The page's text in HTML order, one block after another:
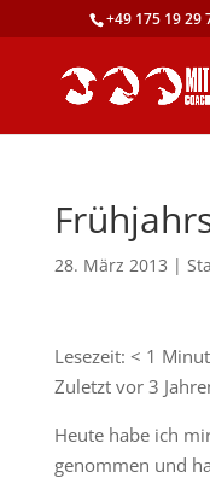
+49 175 19 29
28. März 2013 |
Lesezeit: < 1
Zuletzt vor 3
Heute habe ich
genommen und